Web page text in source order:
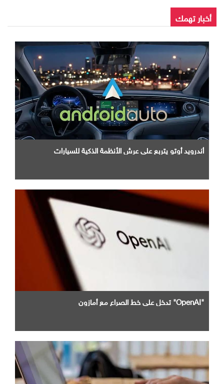
أخبار تهمك
أندرويد أوتو يتربع علي عرش الأنظمة الذكية للسيارات
"OpenAI" تدخل علي خط الصراع مع أمازون